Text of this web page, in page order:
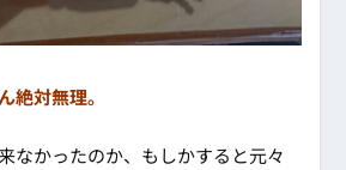
絶対無理。
なかったのか、もしかすると元々